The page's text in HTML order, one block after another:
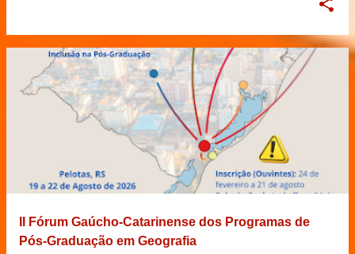
II Fórum Gaúcho-Catarinense dos Programas de
Pós-Graduação em Geografia